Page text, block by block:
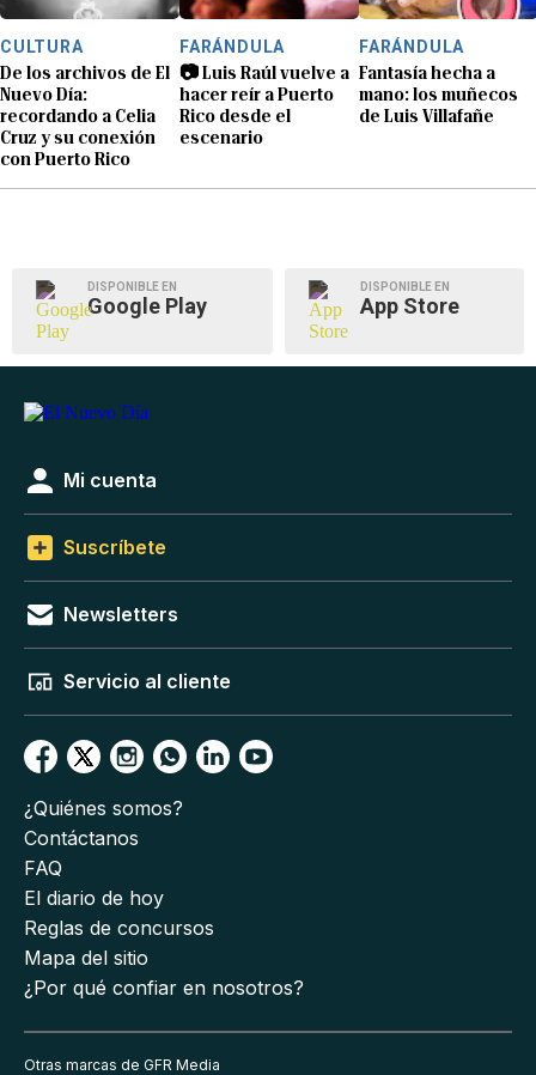
CULTURA
De los archivos de El
Nuevo Día:
recordando a Celia
Cruz y su conexión
con Puerto Rico
FARÁNDULA
📷 Luis Raúl vuelve a
hacer reír a Puerto
Rico desde el
escenario
FARÁNDULA
Fantasía hecha a
mano: los muñecos
de Luis Villafañe
DISPONIBLE EN
Google Play
DISPONIBLE EN
App Store
Mi cuenta
Suscríbete
Newsletters
Servicio al cliente
¿Quiénes somos?
Contáctanos
FAQ
El diario de hoy
Reglas de concursos
Mapa del sitio
¿Por qué confiar en nosotros?
Otras marcas de GFR Media